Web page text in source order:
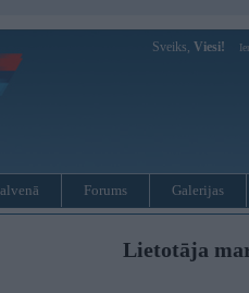
Sveiks, Viesi!
Forums Galerijas
Lietotāja